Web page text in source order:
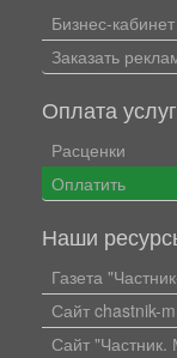
Бизнес-кабинет
Заказать
Оплата
Расценки
Оплатить
Наши
Газета
Сайт chastnik-
Сайт "Частник.